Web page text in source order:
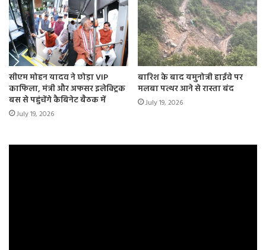
सीएम मोहन यादव ने छोड़ा VIP
काफिला, मंत्री और अफसर इलेक्ट्रिक
बस से पहुंचेंगे कैबिनेट बैठक में
July 19, 2026
बारिश के बाद यमुनोत्री हाईवे पर
मलबा पत्थर आने से रास्ता बंद
July 19, 2026